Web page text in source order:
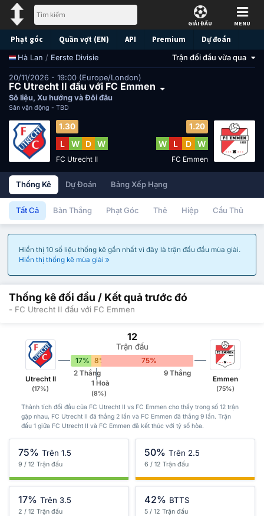
GIẢI ĐẤU MENU
Phạt góc Quần vợt (EN) API Premium Dự đoán
Hà Lan / Eerste Divisie Trận đối đầu vừa qua
20/11/2026 - 19:00 (Europe/London)
FC Utrecht II đấu với FC Emmen
Số liệu, Xu hướng và Đối đầu
Sân vận động - TBD
1.30
L W D W
FC Utrecht II
1.20
W L D W
FC Emmen
Thống Kê Dự Đoán Bảng Xếp Hạng
Tất Cả Bàn Thắng Phạt Góc Thẻ Hiệp Cầu Thủ
Hiển thị 10 số liệu thống kê gần nhất vì đây là trận đấu đầu mùa giải.
Hiển thị thống kê mùa giải
Thống kê đối đầu / Kết quả trước đó
- FC Utrecht II đấu với FC Emmen
Utrecht II
(17%)
12
Trận đấu
17% 8% 75%
2 Thắng
1 Hoà
(8%)
9 Thắng
Emmen
(75%)
Thành tích đối đầu của FC Utrecht II vs FC Emmen cho thấy trong số 12 trận
gặp nhau, FC Utrecht II đã thắng 2 lần và FC Emmen đã thắng 9 lần. Trận
đấu 1 giữa FC Utrecht II và FC Emmen đã kết thúc với tỷ số hòa.
75% Trên 1.5
9 / 12 Trận đấu
50% Trên 2.5
6 / 12 Trận đấu
17% Trên 3.5
2 / 12 Trận đấu
42% BTTS
5 / 12 Trận đấu